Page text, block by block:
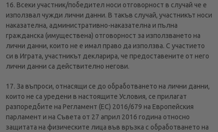
16. Всеки участник/победител носи отговорност в случай че е
използвал чужди лични данни. В такъв случай, участникът носи
наказателна, административно-наказателна и пълна
гражданска (имуществена) отговорност за използването на
лични данни, които не е имал право да използва. С участието
си в Играта, участникът декларира, че предоставените от него
лични данни са действително негови.
17. За въпроси, отнасящи се до обработването на лични данни,
които не са уредени в настоящите Условия, се прилагат
разпоредбите на Регламент (ЕС) 2016/679 на Европейския
парламент и на Съвета от 27 април 2016 година относно
защитата на физическите лица във връзка с обработването на